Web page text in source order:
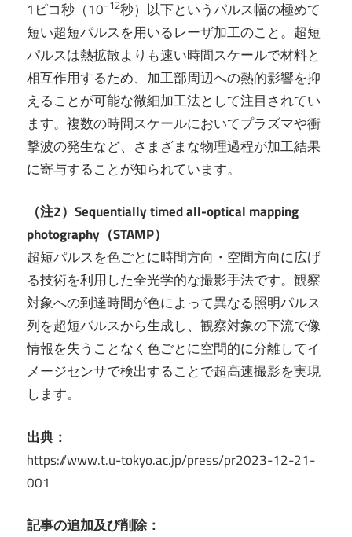
1ピコ秒（10−12秒）以下というパルス幅の極めて
短い超短パルスを用いるレーザ加工のこと。超短
パルスは熱拡散よりも速い時間スケールで材料と
相互作用するため、加工部周辺への熱的影響を抑
えることが可能な微細加工法として注目されてい
ます。複数の時間スケールにおいてプラズマや衝
撃波の発生など、さまざまな物理過程が加工結果
に寄与することが知られています。
（注2）Sequentially timed all-optical mapping
photography（STAMP）
超短パルスを色ごとに時間方向・空間方向に広げ
る技術を利用した全光学的な撮影手法です。観察
対象への到達時間が色によって異なる照明パルス
列を超短パルスから生成し、観察対象の下流で像
情報を失うことなく色ごとに空間的に分離してイ
メージセンサで検出することで超高速撮影を実現
します。
出典：
https://www.t.u-tokyo.ac.jp/press/pr2023-12-21-
001
記事の追加及び削除：